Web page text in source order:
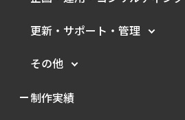
更新・サポート・管理
その他
制作実績